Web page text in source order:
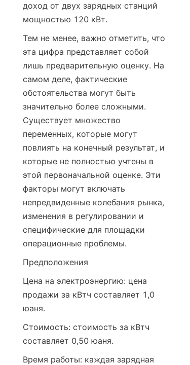
доход от двух зарядных станций
мощностью 120 кВт.
Тем не менее, важно отметить, что
эта цифра представляет собой
лишь предварительную оценку. На
самом деле, фактические
обстоятельства могут быть
значительно более сложными.
Существует множество
переменных, которые могут
повлиять на конечный результат, и
которые не полностью учтены в
этой первоначальной оценке. Эти
факторы могут включать
непредвиденные колебания рынка,
изменения в регулировании и
специфические для площадки
операционные проблемы.
Предположения
Цена на электроэнергию: цена
продажи за кВтч составляет 1,0
юаня.
Стоимость: стоимость за кВтч
составляет 0,50 юаня.
Время работы: каждая зарядная